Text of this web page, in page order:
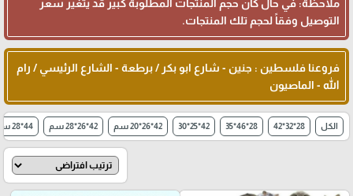
ملاحظة: في حال كان حجم المنتجات المطلوبة كبير قد يتغير سعر
التوصيل وفقاً لحجم تلك المنتجات.
فروعنا فلسطين : جنين - شارع ابو بكر / برطعة - الشارع الرئيسي / رام
الله - الماصيون
الكل 28*32*42
28*46*35
42*25*30 42*26*20 سم 42*26*28 سم 44*28 سم